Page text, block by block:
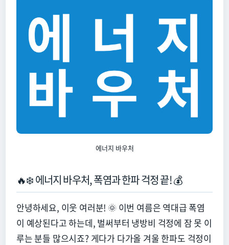
에너지 바우처
🔥❄️ 에너지 바우처, 폭염과 한파 걱정 끝! 💰
안녕하세요, 이웃 여러분! 🌞 이번 여름은 역대급 폭염
이 예상된다고 하는데, 벌써부터 냉방비 걱정에 잠 못 이
루는 분들 많으시죠? 게다가 다가올 겨울 한파도 걱정이